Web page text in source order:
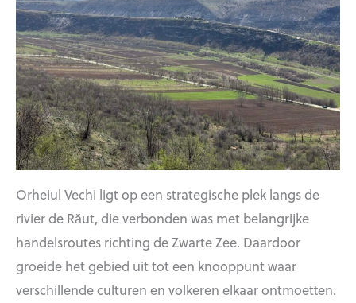
Orheiul Vechi ligt op een strategische plek langs de
rivier de Răut, die verbonden was met belangrijke
handelsroutes richting de Zwarte Zee. Daardoor
groeide het gebied uit tot een knooppunt waar
verschillende culturen en volkeren elkaar ontmoetten.